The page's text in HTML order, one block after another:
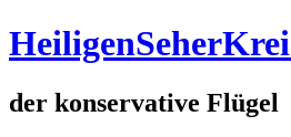
Zum
Inhalt
der konservative Flügel